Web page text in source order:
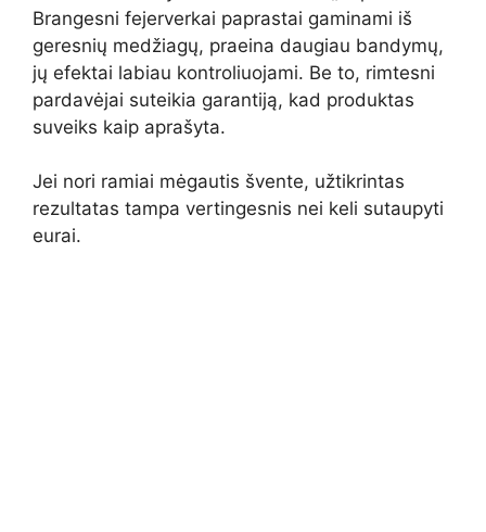
Brangesni fejerverkai paprastai gaminami iš
geresnių medžiagų, praeina daugiau bandymų,
jų efektai labiau kontroliuojami. Be to, rimtesni
pardavėjai suteikia garantiją, kad produktas
suveiks kaip aprašyta.
Jei nori ramiai mėgautis švente, užtikrintas
rezultatas tampa vertingesnis nei keli sutaupyti
eurai.